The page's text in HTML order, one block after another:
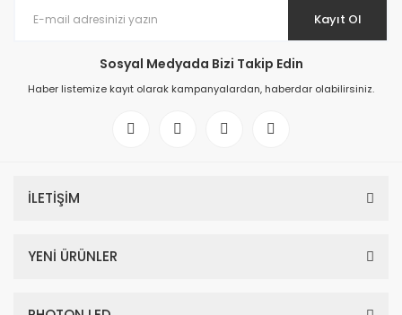
Kayıt Ol
Sosyal Medyada Bizi Takip Edin
Haber listemize kayıt olarak kampanyalardan, haberdar olabilirsiniz.
İLETİŞİM
YENİ ÜRÜNLER